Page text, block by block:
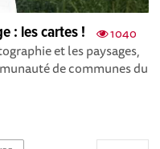
1040
: les cartes !
et les paysages,
de communes du